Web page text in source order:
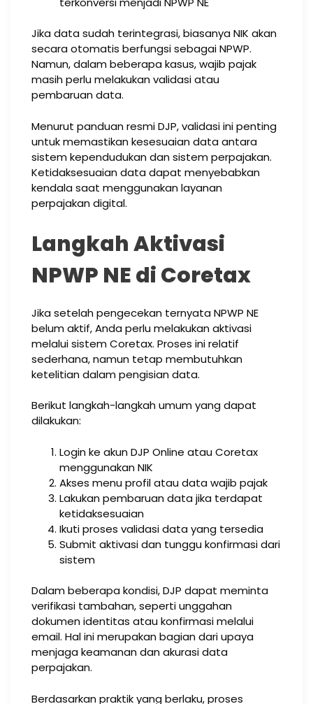
Jika data sudah terintegrasi, biasanya NIK akan
secara otomatis berfungsi sebagai NPWP.
Namun, dalam beberapa kasus, wajib pajak
masih perlu melakukan validasi atau
pembaruan data.
Menurut panduan resmi DJP, validasi ini penting
untuk memastikan kesesuaian data antara
sistem kependudukan dan sistem perpajakan.
Ketidaksesuaian data dapat menyebabkan
kendala saat menggunakan layanan
perpajakan digital.
Langkah Aktivasi
NPWP NE di Coretax
Jika setelah pengecekan ternyata NPWP NE
belum aktif, Anda perlu melakukan aktivasi
melalui sistem Coretax. Proses ini relatif
sederhana, namun tetap membutuhkan
ketelitian dalam pengisian data.
Berikut langkah-langkah umum yang dapat
dilakukan:
Login ke akun DJP Online atau Coretax
menggunakan NIK
Akses menu profil atau data wajib pajak
Lakukan pembaruan data jika terdapat
ketidaksesuaian
Ikuti proses validasi data yang tersedia
Submit aktivasi dan tunggu konfirmasi dari
sistem
Dalam beberapa kondisi, DJP dapat meminta
verifikasi tambahan, seperti unggahan
dokumen identitas atau konfirmasi melalui
email. Hal ini merupakan bagian dari upaya
menjaga keamanan dan akurasi data
perpajakan.
Berdasarkan praktik yang berlaku, proses